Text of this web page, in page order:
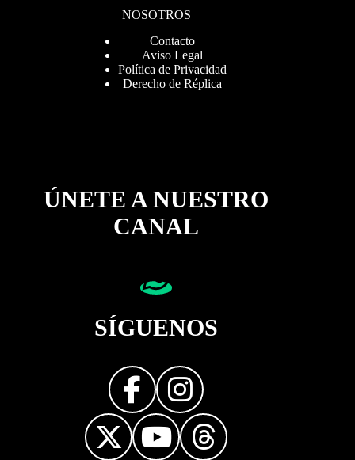
NOSOTROS
Contacto
Aviso Legal
Política de Privacidad
Derecho de Réplica
ÚNETE A NUESTRO
CANAL
SÍGUENOS